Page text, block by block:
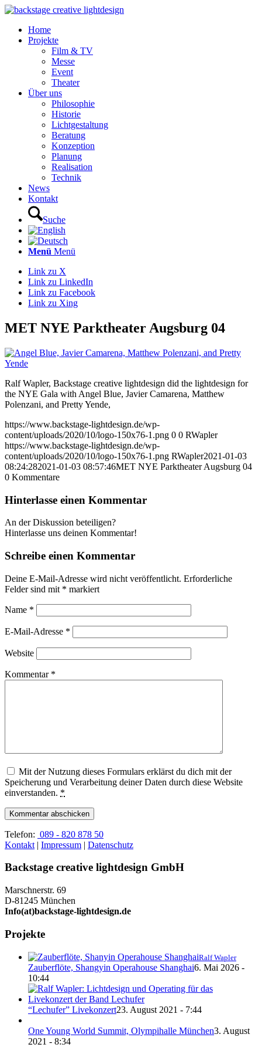
Home
Projekte
Film & TV
Messe
Event
Theater
Über uns
Philosophie
Historie
Lichtgestaltung
Beratung
Konzeption
Planung
Realisation
Technik
News
Kontakt
Suche
Menü Menü
Link zu X
Link zu LinkedIn
Link zu Facebook
Link zu Xing
MET NYE Parktheater Augsburg 04
Ralf Wapler, Backstage creative lightdesign did the lightdesign for
the NYE Gala with Angel Blue, Javier Camarena, Matthew
Polenzani, and Pretty Yende,
https://www.backstage-lightdesign.de/wp-
content/uploads/2020/10/logo-150x76-1.png 0 0 RWapler
https://www.backstage-lightdesign.de/wp-
content/uploads/2020/10/logo-150x76-1.png RWapler2021-01-03
08:24:282021-01-03 08:57:46MET NYE Parktheater Augsburg 04
0 Kommentare
Hinterlasse einen Kommentar
An der Diskussion beteiligen?
Hinterlasse uns deinen Kommentar!
Schreibe einen Kommentar
Deine E-Mail-Adresse wird nicht veröffentlicht. Erforderliche
Felder sind mit * markiert
Name *
E-Mail-Adresse *
Website
Kommentar *
Mit der Nutzung dieses Formulars erklärst du dich mit der
Speicherung und Verarbeitung deiner Daten durch diese Website
einverstanden. *
Telefon: 089 - 820 878 50
Kontakt | Impressum | Datenschutz
Backstage creative lightdesign GmbH
Marschnerstr. 69
D-81245 München
Info(at)backstage-lightdesign.de
Projekte
Ralf Wapler
Zauberflöte, Shangyin Operahouse Shanghai6. Mai 2026 -
10:44
“Lechufer” Livekonzert23. August 2021 - 7:44
One Young World Summit, Olympihalle München3. August
2021 - 8:34